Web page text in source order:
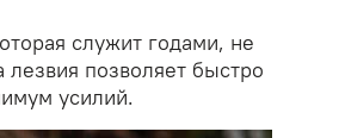
служит годами, не
позволяет быстро
усилий.